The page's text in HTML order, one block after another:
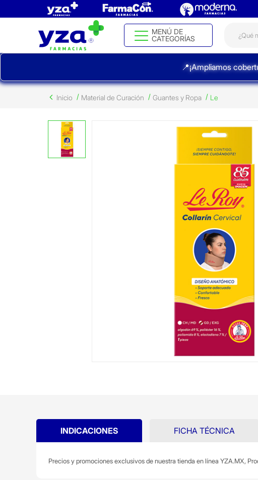
MENÚ DE
CATEGORÍAS
📍¡Ampliamos
Inicio Material de Curación Guantes y Ropa Le
INDICACIONES
Precios y promociones exclusivos de nuestra tienda en línea YZA.MX,
FICHA TÉCNICA